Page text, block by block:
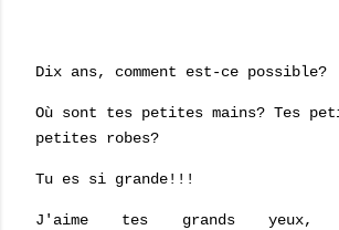
Dix ans, comment est-ce possible?
Où sont tes petites mains? Tes
petites robes?
Tu es si grande!!!
J'aime tes grands yeux,